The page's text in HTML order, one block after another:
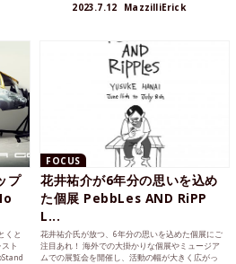
2023.7.12 MazzilliErick
プ
くと
ト
FOCUS
花井祐介が6年分の思いを込め
た個展 PebbLes AND RiPP
L...
花井祐介氏が放つ、6年分の思いを込めた個展にご
注目あれ！ 海外での大掛かりな個展やミュージア
ムでの展覧会を開催し、活動の幅が大きく広がっ